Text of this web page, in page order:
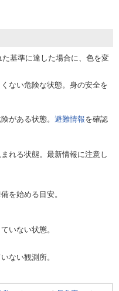
基準に達した場合に、色を変
ない危険な状態。身の安全を
がある状態。 避難情報を確認
れる状態。最新情報に注意し
を始める目安。
いない状態。
ない観測所。